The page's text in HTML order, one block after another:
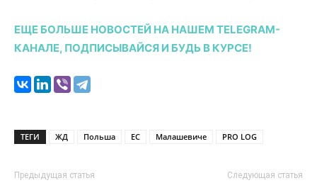
ЕЩЕ БОЛЬШЕ НОВОСТЕЙ НА НАШЕМ TELEGRAM-
КАНАЛЕ, ПОДПИСЫВАЙСЯ И БУДЬ В КУРСЕ!
ТЕГИ ЖД Польша ЕС Малашевиче PRO LOG
Предыдущая статья Следующая статья